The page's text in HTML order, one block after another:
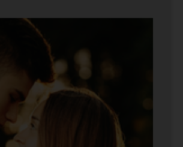
mit tegyünk, ha valakit
találunk elsőre, de még...